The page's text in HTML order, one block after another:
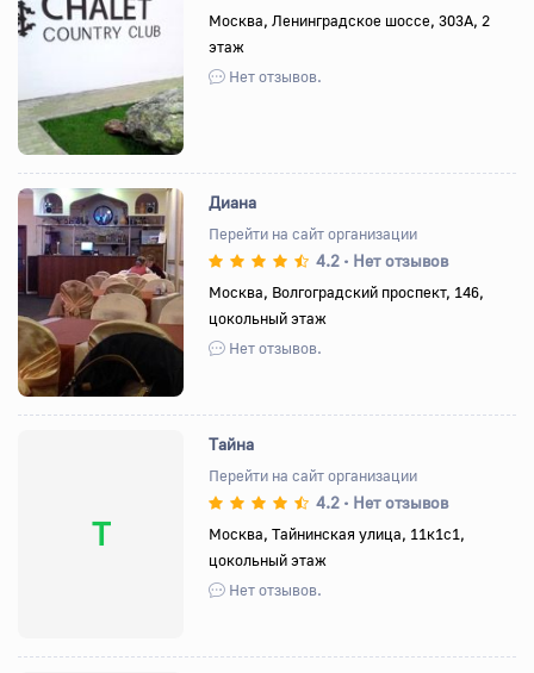
Назад Вперед
Москва, Ленинградское шоссе, 303А, 2
этаж
Нет отзывов.
Назад Вперед
Диана
Перейти на сайт организации
4.2 • Нет отзывов
Москва, Волгоградский проспект, 146,
цокольный этаж
Нет отзывов.
Т
Тайна
Перейти на сайт организации
4.2 • Нет отзывов
Москва, Тайнинская улица, 11к1с1,
цокольный этаж
Нет отзывов.